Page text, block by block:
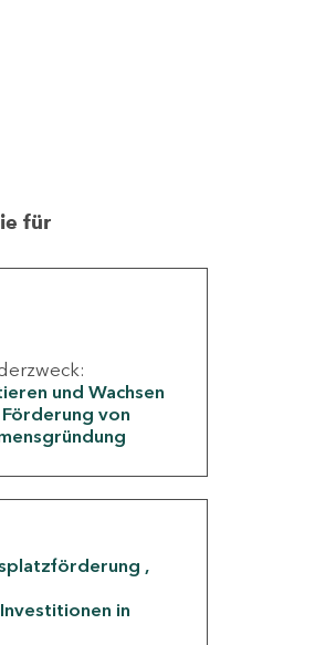
für
und Wachsen
Förderung von
Investitionen in